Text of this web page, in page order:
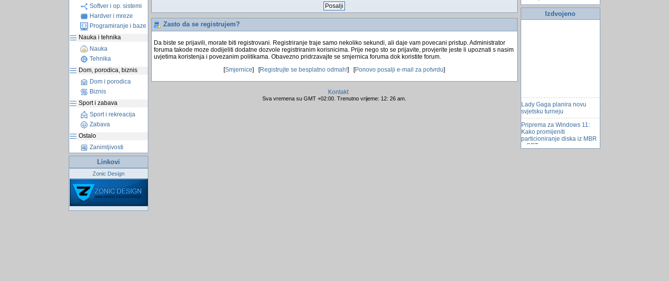
Softver i op. sistemi
Hardver i mreze
Programiranje i baze
Nauka i tehnika
Nauka
Tehnika
Dom, porodica, biznis
Dom i porodica
Biznis
Sport i zabava
Sport i rekreacija
Zabava
Ostalo
Zanimljivosti
Linkovi
Zonic Design
Zasto da se registrujem?
Da biste se prijavili, morate biti registrovani. Registriranje traje samo nekoliko sekundi, ali daje vam povecani pristup. Administrator
foruma takode moze dodijeliti dodatne dozvole registriranim korisnicima. Prije nego sto se prijavite, provjerite jeste li upoznati s nasim
uvjetima koristenja i povezanim politikama. Obavezno pridrzavajte se smjernica foruma dok koristite forum.
[Smjernice] [Registrujte se besplatno odmah!] [Ponovo posalji e-mail za potvrdu]
Kontakt
Sva vremena su GMT +02:00. Trenutno vrijeme: 12: 26 am.
Izdvojeno
Lady Gaga planira novu
svjetsku turneju
Priprema za Windows 11:
Kako promijeniti
particioniranje diska iz MBR
u GPT...